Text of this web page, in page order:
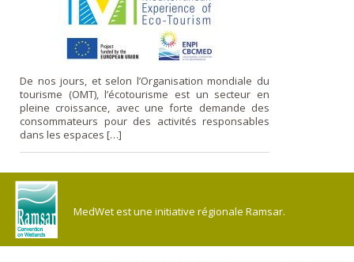
De nos jours, et selon l’Organisation mondiale du
tourisme (OMT), l’écotourisme est un secteur en
pleine croissance, avec une forte demande des
consommateurs pour des activités responsables
dans les espaces […]
MedWet est une initiative régionale Ramsar.